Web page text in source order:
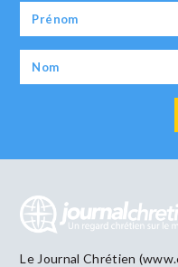
Le Journal Chrétien